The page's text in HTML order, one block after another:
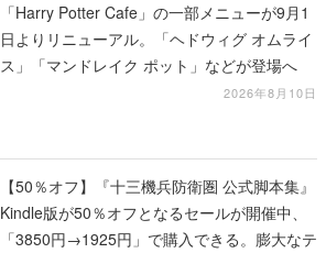
「Harry Potter Cafe」の一部メニューが9月1
日よりリニューアル。「ヘドウィグ オムライ
ス」「マンドレイク ポット」などが登場へ
2026年8月10日
【50％オフ】『十三機兵防衛圏 公式脚本集』
Kindle版が50％オフとなるセールが開催中、
「3850円→1925円」で購入できる。膨大なテ